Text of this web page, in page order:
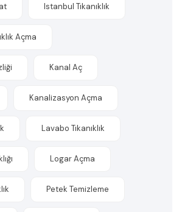
Istanbul Tıkanıklık
Açma
Kanal Aç
Kanalizasyon Açma
Lavabo Tıkanıklık
Logar Açma
Petek Temizleme